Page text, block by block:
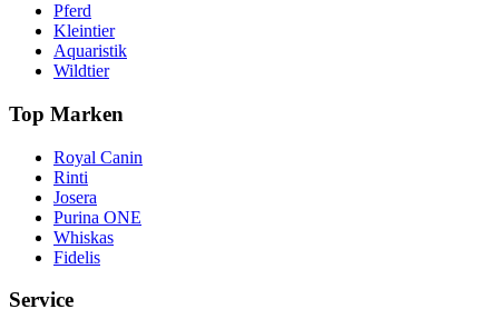
Pferd
Kleintier
Aquaristik
Wildtier
Top Marken
Royal Canin
Rinti
Josera
Purina ONE
Whiskas
Fidelis
Service